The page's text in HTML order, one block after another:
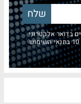
בדואר אלקטרוני